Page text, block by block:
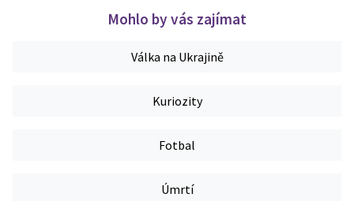
Mohlo by vás zajímat
Válka na Ukrajině
Kuriozity
Fotbal
Úmrtí